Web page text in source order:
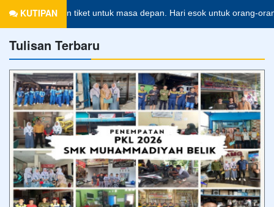
KUTIPANtiket untuk masa depan. Hari esok untuk orang-orang
Tulisan Terbaru